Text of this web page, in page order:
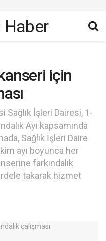
için
Sağlık İşleri Dairesi, 1-
Ayı kapsamında
Sağlık İşleri Daire
ayı boyunca her
farkındalık
takarak hizmet